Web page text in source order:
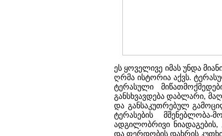
ეს ყოველივე იმას უნდა
ღრმა ისტორია აქვს.
ტერასული
განსხვავდება დაბლარი,
და განსაკუთრებულ
ტერასების
ადგილობრივი ნიადაგების,
და ფერდობის დახრის